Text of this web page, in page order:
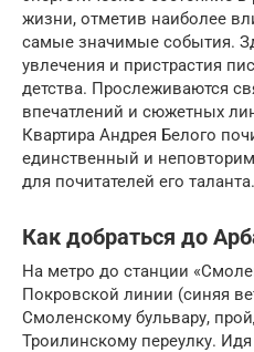
жизни, отметив наиболее
самые значимые события.
увлечения и пристрастия
детства. Прослеживаются
впечатлений и сюжетных
Квартира Андрея Белого
единственный и
для почитателей его таланта.
Как добраться до
На метро до станции
Покровской линии (синяя
Смоленскому бульвару,
Троилинскому переулку.